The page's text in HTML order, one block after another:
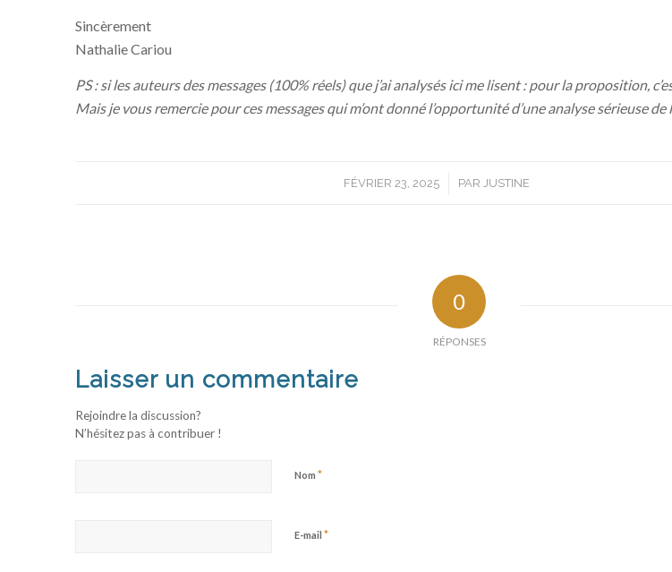
Sincèrement
Nathalie Cariou
PS : si les auteurs des messages (100% réels) que j’ai analysés ici me lisent : pour la proposition,
Mais je vous remercie pour ces messages qui m’ont donné l’opportunité d’une analyse sérieuse de
FÉVRIER 23, 2025
/ PAR JUSTINE
0
RÉPONSES
Laisser un commentaire
Rejoindre la discussion?
N’hésitez pas à contribuer !
Nom *
E-mail *